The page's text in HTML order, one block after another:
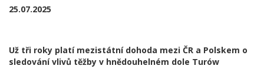
25.07.2025
Už tři roky platí mezistátní dohoda mezi ČR a Polskem o
sledování vlivů těžby v hnědouhelném dole Turów